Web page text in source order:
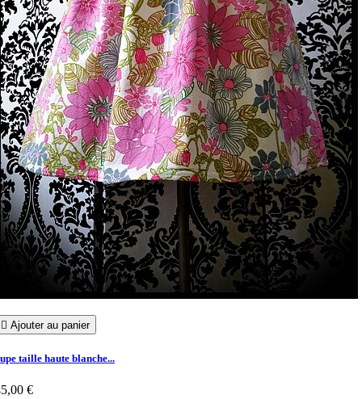
 Ajouter au panier
taille haute blanche...
€